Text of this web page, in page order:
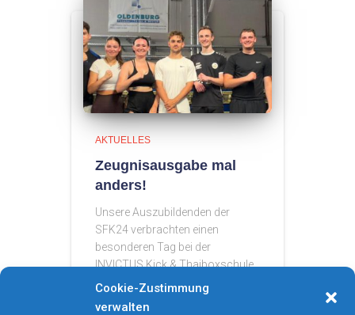
Cookie-Zustimmung
verwalten
AKTUELLES
Zeugnisausgabe mal
anders!
Unsere Auszubildenden der
SFK24 verbrachten einen
besonderen Tag bei der
INVICTUS Kick & Thaiboxschule.
Statt klassischem Schulalltag